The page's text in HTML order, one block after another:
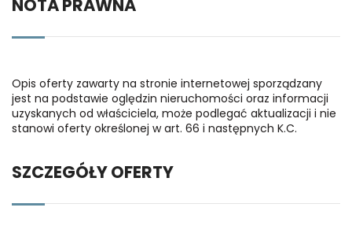
NOTA PRAWNA
Opis oferty zawarty na stronie internetowej sporządzany
jest na podstawie oględzin nieruchomości oraz informacji
uzyskanych od właściciela, może podlegać aktualizacji i nie
stanowi oferty określonej w art. 66 i następnych K.C.
SZCZEGÓŁY OFERTY